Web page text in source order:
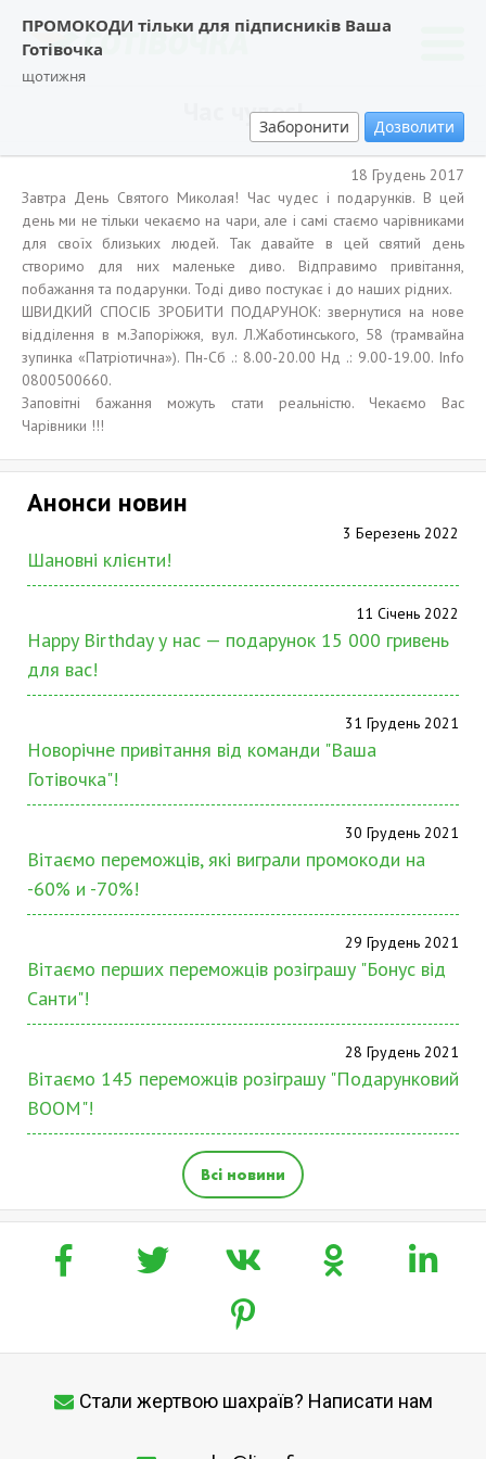
ПРОМОКОДИ тільки для підписників Ваша
Готівочка
щотижня
Заборонити Дозволити
Час чудес!
18 Грудень 2017
Завтра День Святого Миколая! Час чудес і подарунків. В цей
день ми не тільки чекаємо на чари, але і самі стаємо чарівниками
для своїх близьких людей. Так давайте в цей святий день
створимо для них маленьке диво. Відправимо привітання,
побажання та подарунки. Тоді диво постукає і до наших рідних.
ШВИДКИЙ СПОСІБ ЗРОБИТИ ПОДАРУНОК: звернутися на нове
відділення в м.Запоріжжя, вул. Л.Жаботинського, 58 (трамвайна
зупинка «Патріотична»). Пн-Сб .: 8.00-20.00 Нд .: 9.00-19.00. Info
0800500660.
Заповітні бажання можуть стати реальністю. Чекаємо Вас
Чарівники !!!
Анонси новин
3 Березень 2022
Шановні клієнти!
11 Січень 2022
Happy Birthday у нас — подарунок 15 000 гривень
для вас!
31 Грудень 2021
Новорічне привітання від команди "Ваша
Готівочка"!
30 Грудень 2021
Вітаємо переможців, які виграли промокоди на
-60% и -70%!
29 Грудень 2021
Вітаємо перших переможців розіграшу "Бонус від
Санти"!
28 Грудень 2021
Вітаємо 145 переможців розіграшу "Подарунковий
BOOM"!
Всі новини
Стали жертвою шахраїв? Написати нам